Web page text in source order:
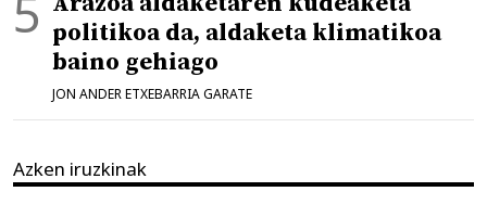
politikoa da, aldaketa klimatikoa
baino gehiago
JON ANDER ETXEBARRIA GARATE
Azken iruzkinak